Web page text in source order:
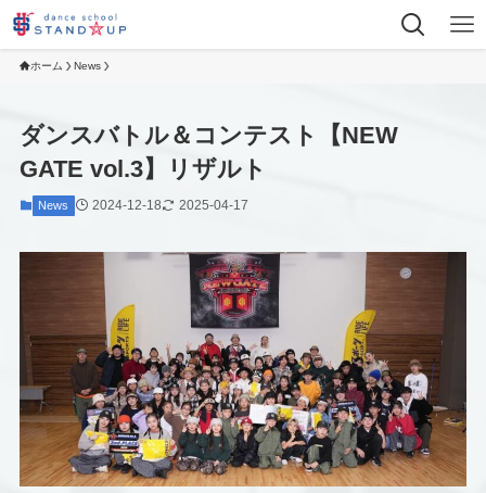
ホーム News
ダンスバトル＆コンテスト【NEW
GATE vol.3】リザルト
News 2024-12-18 2025-04-17